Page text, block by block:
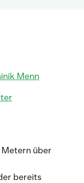
Menn
über
bereits